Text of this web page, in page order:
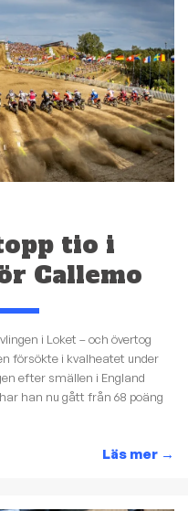
tio i
Callemo
i Loket – och övertog
försökte i kvalheatet under
efter smällen i England
han nu gått från 68 poäng
Läs mer →